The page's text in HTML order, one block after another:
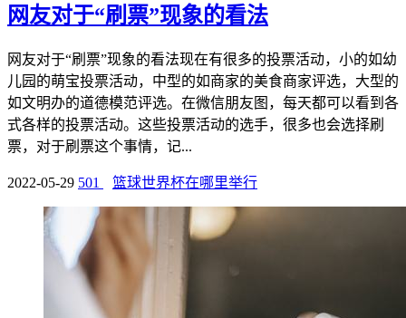
网友对于“刷票”现象的看法
网友对于“刷票”现象的看法现在有很多的投票活动，小的如幼
儿园的萌宝投票活动，中型的如商家的美食商家评选，大型的
如文明办的道德模范评选。在微信朋友图，每天都可以看到各
式各样的投票活动。这些投票活动的选手，很多也会选择刷
票，对于刷票这个事情，记...
2022-05-29 501 篮球世界杯在哪里举行